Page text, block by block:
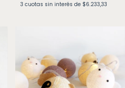
3 cuotas sin interés de $6.233,33